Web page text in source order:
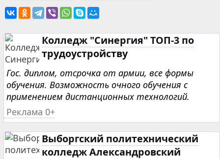
Колледж "Синергия" ТОП-3 по
трудоустройству
Гос. диплом, отсрочка от армии, все формы
обучения. Возможность очного обучения с
применением дистанционных технологий.
Реклама 0+
Выборгский политехнический
колледж Александровский